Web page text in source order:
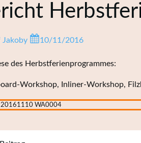
Jakoby 10/11/2016
des Herbstferienprogrammes:
Workshop, Inliner-Workshop,